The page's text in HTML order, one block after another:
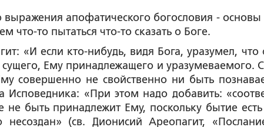
апофатического богословия -
что-то пытаться что-то сказать о Боге.
если кто-нибудь, видя Бога, уразумел, что
сущего, Ему принадлежащего и уразумеваемого.
совершенно не свойственно ни быть
«При этом надо добавить:
не быть принадлежит Ему, поскольку бытие
(св. Дионисий Ареопагит,